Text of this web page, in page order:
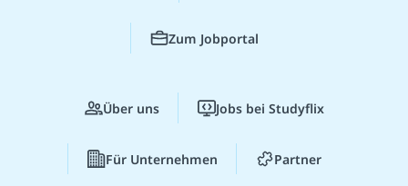
Zum Jobportal
Über uns Jobs bei Studyflix
Für Unternehmen Partner